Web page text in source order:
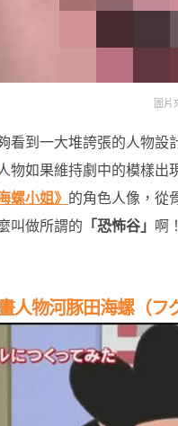
圖片
看到一大堆誇張的人物
物如果維持劇中的模樣出
螺小姐》 的角色人像，從
叫做所謂的 「恐怖谷」 啊
人物河豚田海螺（フ